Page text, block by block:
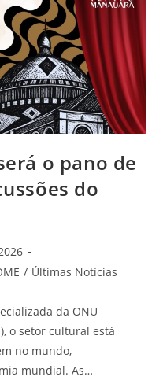
o pano de
do
/ Últimas Notícias
da ONU
o setor cultural está
no mundo,
mundial. As…